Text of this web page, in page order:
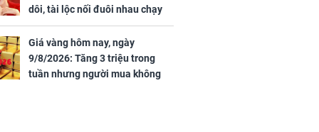
dôi, tài lộc nối đuôi nhau chạy
vào nhà, sự nghiệp phất lên
trông thấy
Giá vàng hôm nay, ngày
9/8/2026: Tăng 3 triệu trong
tuần nhưng người mua không